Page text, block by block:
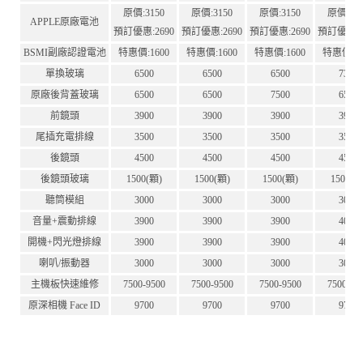
APPLE原廠電池
原價:3150
預訂優惠:2690
原價:3150
預訂優惠:2690
原價:3150
預訂優惠:2690
原價
預訂優惠
BSMI副廠認證電池
特惠價:1600 特惠價:1600 特惠價:1600
特惠價
單換玻璃
6500 6500 6500
7300
原廠後背蓋玻璃
6500 6500 7500
6500
前鏡頭
3900 3900 3900
3900
尾插充電排線
3500 3500 3500
3500
後鏡頭
4500 4500 4500
4500
後鏡頭玻璃
1500(顆) 1500(顆) 1500(顆)
1500(
聽筒模組
3000 3000 3000
3000
音量+震動排線
3900 3900 3900
4000
開機+閃光燈排線
3900 3900 3900
4000
喇叭/振動器
3000 3000 3000
3000
主機板快速維修
7500-9500 7500-9500 7500-9500
7500-
原深相機 Face ID
9700 9700 9700 9700